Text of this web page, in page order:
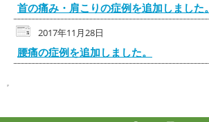
首の痛み・肩こりの症例を追加しました。
2017年11月28日
腰痛の症例を追加しました。